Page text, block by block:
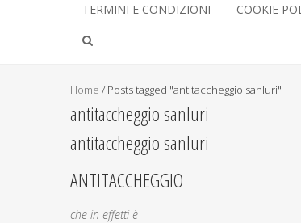
TERMINI E CONDIZIONI
COOKIE
Home / Posts tagged "antitaccheggio sanluri"
antitaccheggio sanluri
antitaccheggio sanluri
ANTITACCHEGGIO
che in effetti è